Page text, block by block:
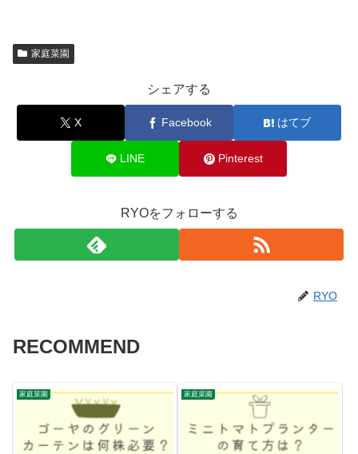
家庭菜園
シェアする
X Facebook はてブ
LINE Pinterest
RYOをフォローする
RYO
RECOMMEND
家庭菜園 家庭菜園